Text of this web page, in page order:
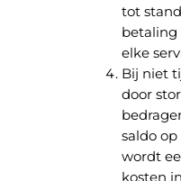
tot
betaling
elke
Bij niet
door
saldo
wordt
kosten